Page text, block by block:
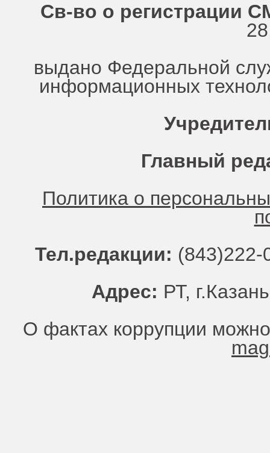
Св-во о регистрации
выдано Федеральной
информационных
Главный
Политика о
Тел.редакции:
Адрес: РТ,
О фактах коррупции